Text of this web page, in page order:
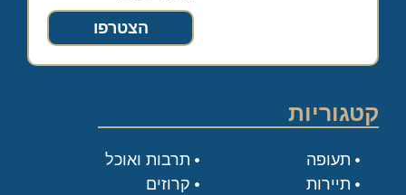
הצטרפו
קטגוריות
תעופה
תיירות
תרבות ואוכל
קרוזים